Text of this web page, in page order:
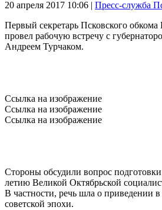
20 апреля 2017 10:06 | Пресс-служба
Первый секретарь Псковского
провел рабочую встречу с
Андреем Турчаком.
Ссылка на изображение
Ссылка на изображение
Ссылка на изображение
Стороны обсудили вопрос
летию Великой Октябрьской
В частности, речь шла о приведении
советской эпохи.